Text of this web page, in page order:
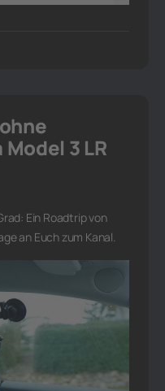
3 LR
Ein Roadtrip von
an Euch zum Kanal.